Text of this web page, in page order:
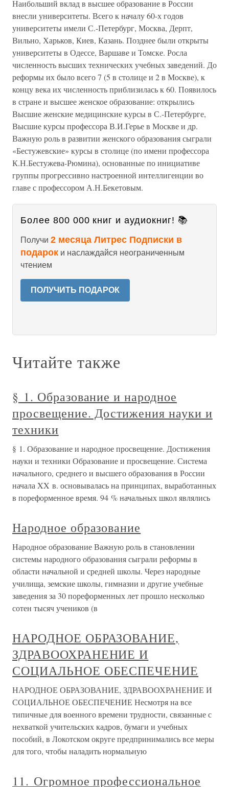
Наибольший вклад в высшее образование в России
внесли университеты. Всего к началу 60-х годов
университеты имели С.-Петербург, Москва, Дерпт,
Вильно, Харьков, Киев, Казань. Позднее были открыты
университеты в Одессе, Варшаве и Томске. Росла
численность высших технических учебных заведений. До
реформы их было всего 7 (5 в столице и 2 в Москве), к
концу века их численность приблизилась к 60. Появилось
в стране и высшее женское образование: открылись
Высшие женские медицинские курсы в С.-Петербурге,
Высшие курсы профессора В.И.Герье в Москве и др.
Важную роль в развитии женского образования сыграли
«Бестужевские» курсы в столице (по имени профессора
К.Н.Бестужева-Рюмина), основанные по инициативе
группы прогрессивно настроенной интеллигенции во
главе с профессором А.Н.Бекетовым.
Более 800 000 книг и аудиокниг! 📚
Получи 2 месяца Литрес Подписки в
подарок и наслаждайся неограниченным
чтением
ПОЛУЧИТЬ ПОДАРОК
Читайте также
§ 1. Образование и народное
просвещение. Достижения науки и
техники
§ 1. Образование и народное просвещение. Достижения
науки и техники Образование и просвещение. Система
начального, среднего и высшего образования в России
начала XX в. основывалась на принципах, выработанных
в пореформенное время. 94 % начальных школ являлись
Народное образование
Народное образование Важную роль в становлении
системы народного образования сыграли реформы в
области начальной и средней школы. Через народные
училища, земские школы, гимназии и другие учебные
заведения за 30 пореформенных лет прошло несколько
сотен тысяч учеников (в
НАРОДНОЕ ОБРАЗОВАНИЕ,
ЗДРАВООХРАНЕНИЕ И
СОЦИАЛЬНОЕ ОБЕСПЕЧЕНИЕ
НАРОДНОЕ ОБРАЗОВАНИЕ, ЗДРАВООХРАНЕНИЕ И
СОЦИАЛЬНОЕ ОБЕСПЕЧЕНИЕ Несмотря на все
типичные для военного времени трудности, связанные с
нехваткой учительских кадров, бумаги и учебных
пособий, в Локотском округе предпринимались все меры
для того, чтобы наладить нормальную
11. Огромное профессиональное